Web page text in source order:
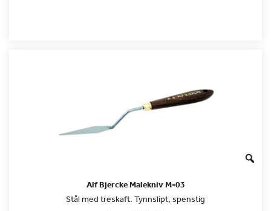
Alf Bjercke Malekniv M-03
Stål med treskaft. Tynnslipt, spenstig